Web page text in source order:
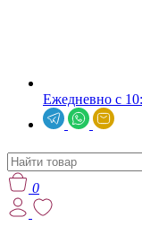
Ежедневно с
0